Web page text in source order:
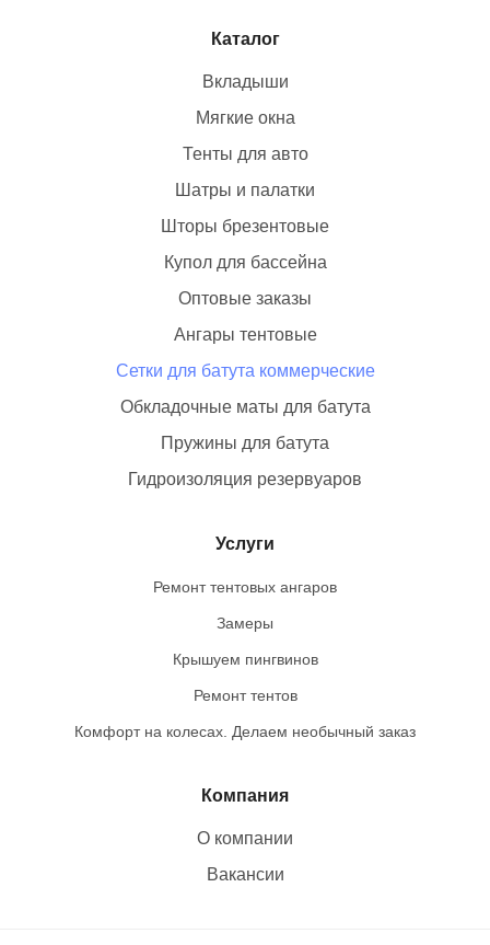
Каталог
Вкладыши
Мягкие окна
Тенты для авто
Шатры и палатки
Шторы брезентовые
Купол для бассейна
Оптовые заказы
Ангары тентовые
Сетки для батута коммерческие
Обкладочные маты для батута
Пружины для батута
Гидроизоляция резервуаров
Услуги
Ремонт тентовых ангаров
Замеры
Крышуем пингвинов
Ремонт тентов
Комфорт на колесах. Делаем необычный заказ
Компания
О компании
Вакансии